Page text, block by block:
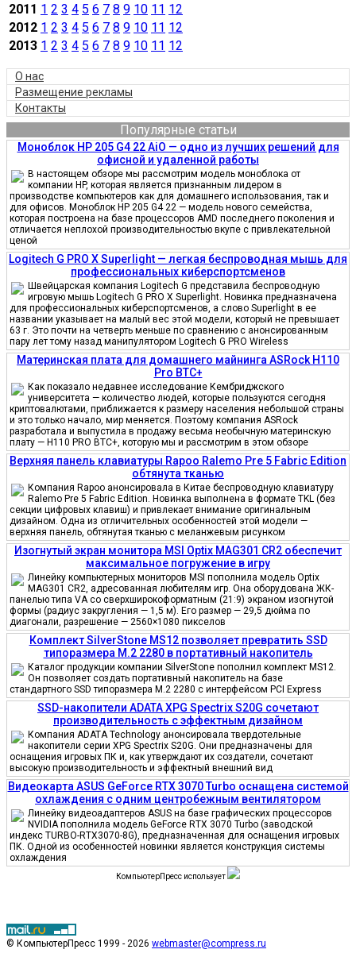
2011 1 2 3 4 5 6 7 8 9 10 11 12
2012 1 2 3 4 5 6 7 8 9 10 11 12
2013 1 2 3 4 5 6 7 8 9 10 11 12
О нас
Размещение рекламы
Контакты
Популярные статьи
Моноблок HP 205 G4 22 AiO — одно из лучших решений для
офисной и удаленной работы
В настоящем обзоре мы рассмотрим модель моноблока от
компании HP, которая является признанным лидером в
производстве компьютеров как для домашнего использования, так и
для офисов. Моноблок HP 205 G4 22 — модель нового семейства,
которая построена на базе процессоров AMD последнего поколения и
отличается неплохой производительностью вкупе с привлекательной
ценой
Logitech G PRO X Superlight — легкая беспроводная мышь для
профессиональных киберспортсменов
Швейцарская компания Logitech G представила беспроводную
игровую мышь Logitech G PRO X Superlight. Новинка предназначена
для профессиональных киберспортсменов, а слово Superlight в ее
названии указывает на малый вес этой модели, который не превышает
63 г. Это почти на четверть меньше по сравнению с анонсированным
пару лет тому назад манипулятором Logitech G PRO Wireless
Материнская плата для домашнего майнинга ASRock H110
Pro BTC+
Как показало недавнее исследование Кембриджского
университета — количество людей, которые пользуются сегодня
криптовалютами, приближается к размеру населения небольшой страны
и это только начало, мир меняется. Поэтому компания ASRock
разработала и выпустила в продажу весьма необычную материнскую
плату — H110 PRO BTC+, которую мы и рассмотрим в этом обзоре
Верхняя панель клавиатуры Rapoo Ralemo Pre 5 Fabric Edition
обтянута тканью
Компания Rapoo анонсировала в Китае беспроводную клавиатуру
Ralemo Pre 5 Fabric Edition. Новинка выполнена в формате TKL (без
секции цифровых клавиш) и привлекает внимание оригинальным
дизайном. Одна из отличительных особенностей этой модели —
верхняя панель, обтянутая тканью с меланжевым рисунком
Изогнутый экран монитора MSI Optix MAG301 CR2 обеспечит
максимальное погружение в игру
Линейку компьютерных мониторов MSI пополнила модель Optix
MAG301 CR2, адресованная любителям игр. Она оборудована ЖК-
панелью типа VA со сверхширокоформатным (21:9) экраном изогнутой
формы (радиус закругления — 1,5 м). Его размер — 29,5 дюйма по
диагонали, разрешение — 2560×1080 пикселов
Комплект SilverStone MS12 позволяет превратить SSD
типоразмера M.2 2280 в портативный накопитель
Каталог продукции компании SilverStone пополнил комплект MS12.
Он позволяет создать портативный накопитель на базе
стандартного SSD типоразмера M.2 2280 с интерфейсом PCI Express
SSD-накопители ADATA XPG Spectrix S20G сочетают
производительность с эффектным дизайном
Компания ADATA Technology анонсировала твердотельные
накопители серии XPG Spectrix S20G. Они предназначены для
оснащения игровых ПК и, как утверждают их создатели, сочетают
высокую производительность и эффектный внешний вид
Видеокарта ASUS GeForce RTX 3070 Turbo оснащена системой
охлаждения с одним центробежным вентилятором
Линейку видеоадаптеров ASUS на базе графических процессоров
NVIDIA пополнила модель GeForce RTX 3070 Turbo (заводской
индекс TURBO-RTX3070-8G), предназначенная для оснащения игровых
ПК. Одной из особенностей новинки является конструкция системы
охлаждения
КомпьютерПресс использует
© КомпьютерПресс 1999 - 2026 webmaster@compress.ru